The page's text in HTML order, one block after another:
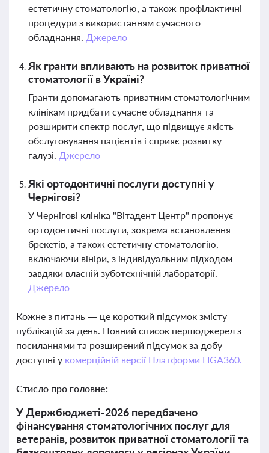
естетичну стоматологію, а також профілактичні
процедури з використанням сучасного
обладнання. Джерело
Як гранти впливають на розвиток приватної
стоматології в Україні?
Гранти допомагають приватним стоматологічним
клінікам придбати сучасне обладнання та
розширити спектр послуг, що підвищує якість
обслуговування пацієнтів і сприяє розвитку
галузі. Джерело
Які ортодонтичні послуги доступні у
Чернігові?
У Чернігові клініка "Вітадент Центр" пропонує
ортодонтичні послуги, зокрема встановлення
брекетів, а також естетичну стоматологію,
включаючи вініри, з індивідуальним підходом
завдяки власній зуботехнічній лабораторії.
Джерело
Кожне з питань — це короткий підсумок змісту
публікацій за день. Повний список першоджерел з
посиланнями та розширений підсумок за добу
доступні у комерційній версії Платформи LIGA360.
Стисло про головне:
У Держбюджеті-2026 передбачено
фінансування стоматологічних послуг для
ветеранів, розвиток приватної стоматології та